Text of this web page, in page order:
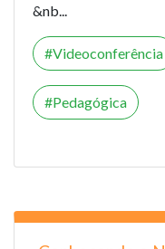
&nb...
Videoconferência
Pedagógica